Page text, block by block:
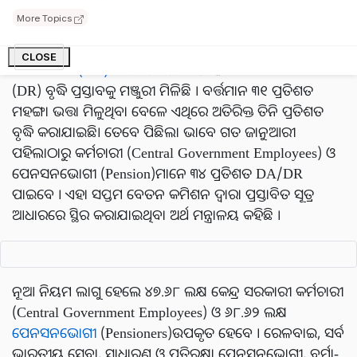
More Topics
CLOSE
ଲାଗୁହେବ ।
କେନ୍ଦ୍ର କ୍ୟାବିନେଟରେ ସରକାରୀ କର୍ମଚାରୀଙ୍କ
Allowance (DA)
(DR) ବୃଦ୍ଧି ପ୍ରସ୍ତାବକୁ ମଞ୍ଜୁରୀ ମିଳିଛି । ବର୍ତ୍ତମାନ ୩୧ ପ୍ରତିଶତ
ମହଙ୍ଗା ଭତ୍ତା ମିଳୁଥିବା ବେଳେ ଏଥିରେ ଅତିରିକ୍ତ ତିନି ପ୍ରତିଶତ
ବୃଦ୍ଧି କରାଯାଇଛି। ତେବେ ପିଛିଲା ଭାବେ ଗତ ଜାନୁଆରୀ
ପହିଲାଠାରୁ କର୍ମଚାରୀ (Central Government Employees) ଓ
ପେନସନଭୋଗୀ (Pension)ମାନେ ୩୪ ପ୍ରତିଶତ DA/DR
ପାଇବେ । ଏହା ସପ୍ତମ ବେତନ କମିଶନ ଦ୍ୱାରା ପ୍ରସ୍ତାବିତ ସୂତ୍ର
ଆଧାରରେ ସ୍ଥିର କରାଯାଇଥିବା ଅର୍ଥ ମନ୍ତ୍ରାଳୟ କହିଛି ।
ନୂଆ ନିୟମ ଲାଗୁ ହେଲେ ୪୭.୬୮ ଲକ୍ଷ କେନ୍ଦ୍ର ସରକାରୀ କର୍ମଚାରୀ
(Central Government Employees) ଓ ୬୮.୬୨ ଲକ୍ଷ
ପେନସନଭୋଗୀ (Pensioners)ଉପକୃତ ହେବେ । ରେଳବାଇ, ସର୍ବ